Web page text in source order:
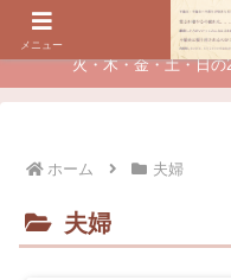
夫に不倫されたつらい経験が
火・木・金・土・日
ホーム 夫婦
夫婦
メニュー